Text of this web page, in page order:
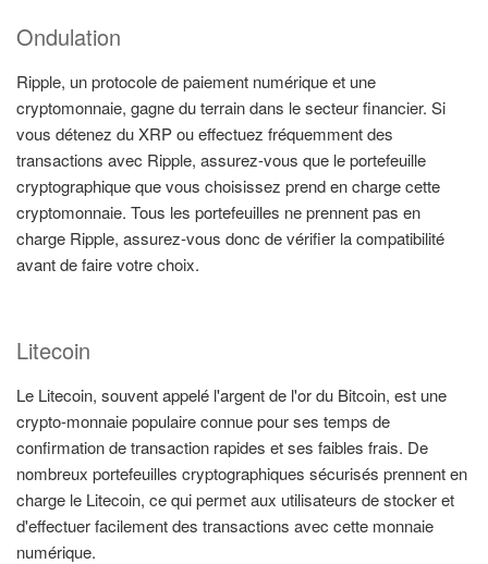
Ondulation
Ripple, un protocole de paiement numérique et une
cryptomonnaie, gagne du terrain dans le secteur financier. Si
vous détenez du XRP ou effectuez fréquemment des
transactions avec Ripple, assurez-vous que le portefeuille
cryptographique que vous choisissez prend en charge cette
cryptomonnaie. Tous les portefeuilles ne prennent pas en
charge Ripple, assurez-vous donc de vérifier la compatibilité
avant de faire votre choix.
Litecoin
Le Litecoin, souvent appelé l'argent de l'or du Bitcoin, est une
crypto-monnaie populaire connue pour ses temps de
confirmation de transaction rapides et ses faibles frais. De
nombreux portefeuilles cryptographiques sécurisés prennent en
charge le Litecoin, ce qui permet aux utilisateurs de stocker et
d'effectuer facilement des transactions avec cette monnaie
numérique.